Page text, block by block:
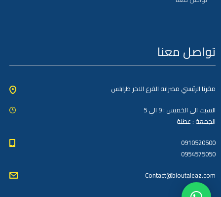
تواصل معنا
مقرنا الرئيسي مصراته الفرع الاخر طرابلس
السبت الي الخميس : 9 الي 5
الجمعة : عطلة
0910520500
0954575050
Contact@bioutaleaz.com